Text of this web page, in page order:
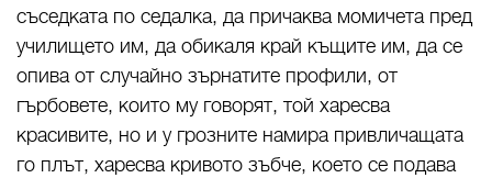
съседката по седалка, да причаква момичета пред
училището им, да обикаля край къщите им, да се
опива от случайно зърнатите профили, от
гърбовете, които му говорят, той харесва
красивите, но и у грозните намира привличащата
го плът, харесва кривото зъбче, което се подава